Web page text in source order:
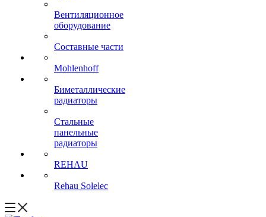
Вентиляционное
оборудование
Составные части
Mohlenhoff
Биметаллические
радиаторы
Стальные
панельные
радиаторы
REHAU
Rehau Solelec